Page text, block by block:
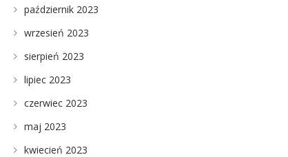
październik 2023
wrzesień 2023
sierpień 2023
lipiec 2023
czerwiec 2023
maj 2023
kwiecień 2023